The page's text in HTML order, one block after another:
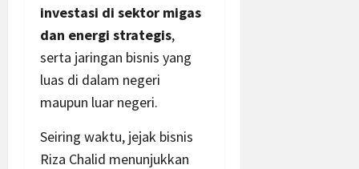
investasi di sektor migas
dan energi strategis,
serta jaringan bisnis yang
luas di dalam negeri
maupun luar negeri.
Seiring waktu, jejak bisnis
Riza Chalid menunjukkan